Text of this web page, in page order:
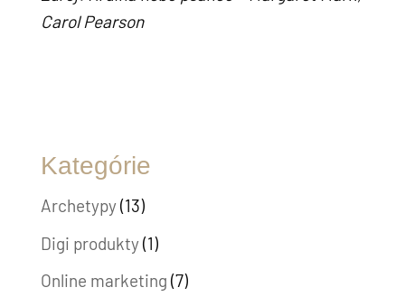
Carol Pearson
Kategórie
Archetypy(13)
Digi produkty(1)
Online marketing (7)